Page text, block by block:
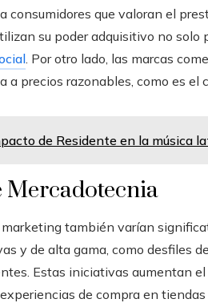
consumidores que valoran el
su poder adquisitivo no solo
. Por otro lado, las marcas
a precios razonables, como es el
de Residente en la música
Mercadotecnia
también varían
y de alta gama, como desfiles
Estas iniciativas aumentan
de compra en